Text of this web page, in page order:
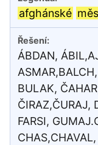
afghánské
ÁBDAN,
BULAK,
ČIRAZ,ČURAJ,
FARSI,